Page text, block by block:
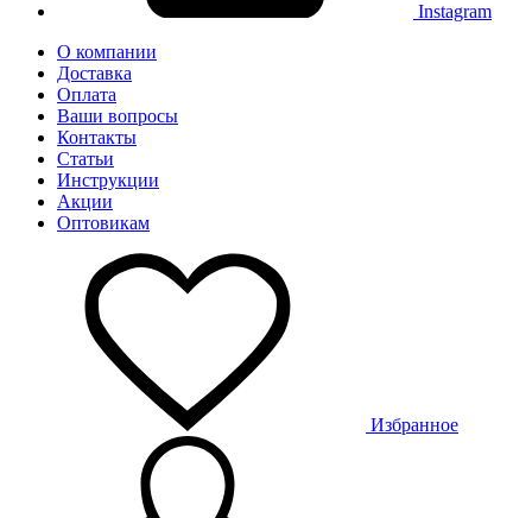
Instagram
О компании
Доставка
Оплата
Ваши вопросы
Контакты
Статьи
Инструкции
Акции
Оптовикам
Избранное